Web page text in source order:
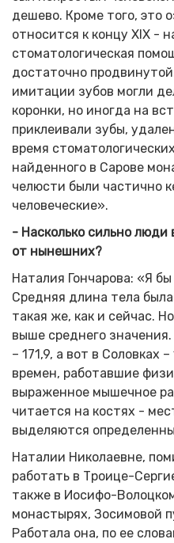
дешево. Кроме того, это
относится к концу XIX -
стоматологическая
достаточно
имитации зубов могли
коронки, но иногда на
приклеивали зубы,
время
найденного в Сарове
челюсти были частично
человеческие».
- Насколько сильно люди
от нынешних?
Наталия Гончарова: «Я
Средняя длина тела
такая же, как и сейчас.
выше среднего
– 171,9, а вот в Соловках
времен, работавшие
выраженное мышечное
читается на костях -
выделяются
Наталии Николаевне,
работать в Троице-
также в Иосифо-
монастырях, Зосимовой
Работала она, по ее